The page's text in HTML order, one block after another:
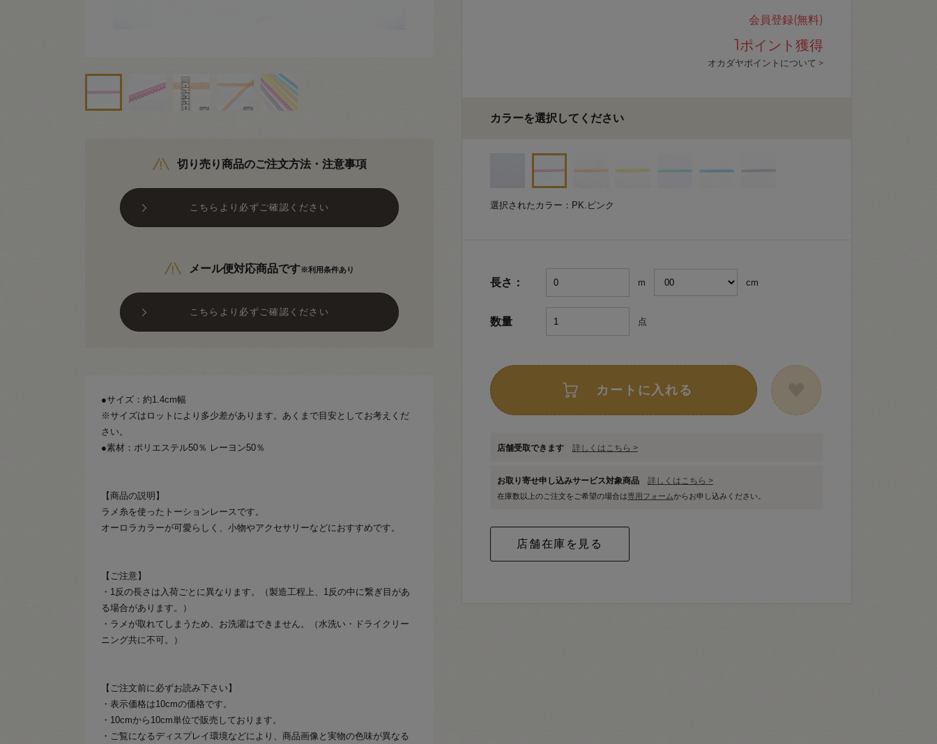
切り売り商品のご注文方法・注意事項
こちらより必ずご確認ください
メール便対応商品です※利用条件あり
こちらより必ずご確認ください
●サイズ：約1.4cm幅
※サイズはロットにより多少差があります。あくまで目安としてお考えくだ
さい。
●素材：ポリエステル50％ レーヨン50％
【商品の説明】
ラメ糸を使ったトーションレースです。
オーロラカラーが可愛らしく、小物やアクセサリーなどにおすすめです。
【ご注意】
・1反の長さは入荷ごとに異なります。（製造工程上、1反の中に繋ぎ目があ
る場合があります。）
・ラメが取れてしまうため、お洗濯はできません。（水洗い・ドライクリー
ニング共に不可。）
【ご注文前に必ずお読み下さい】
・表示価格は10cmの価格です。
・10cmから10cm単位で販売しております。
・ご覧になるディスプレイ環境などにより、商品画像と実物の色味が異なる
会員登録(無料)
1ポイント獲得
オカダヤポイントについて >
カラーを選択してください
選択されたカラー：PK.ピンク
長さ： m cm
数量 点
カートに入れる
店舗受取できます 詳しくはこちら >
お取り寄せ申し込みサービス対象商品 詳しくはこちら >
在庫数以上のご注文をご希望の場合は専用フォームからお申し込みください。